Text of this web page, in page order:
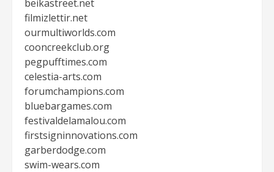
beikastreet.net
filmizlettir.net
ourmultiworlds.com
cooncreekclub.org
pegpufftimes.com
celestia-arts.com
forumchampions.com
bluebargames.com
festivaldelamalou.com
firstsigninnovations.com
garberdodge.com
swim-wears.com